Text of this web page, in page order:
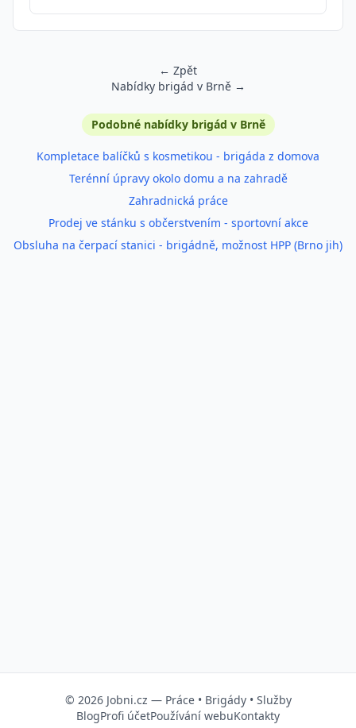
← Zpět
Nabídky brigád v Brně →
Podobné inzerátyPodobné nabídky brigád v Brně
Kompletace balíčků s kosmetikou - brigáda z domova
Terénní úpravy okolo domu a na zahradě
Zahradnická práce
Prodej ve stánku s občerstvením - sportovní akce
Obsluha na čerpací stanici - brigádně, možnost HPP (Brno jih)
© 2026 Jobni.cz — Práce• Brigády• Služby
BlogProfi účetPoužívání webuKontakty